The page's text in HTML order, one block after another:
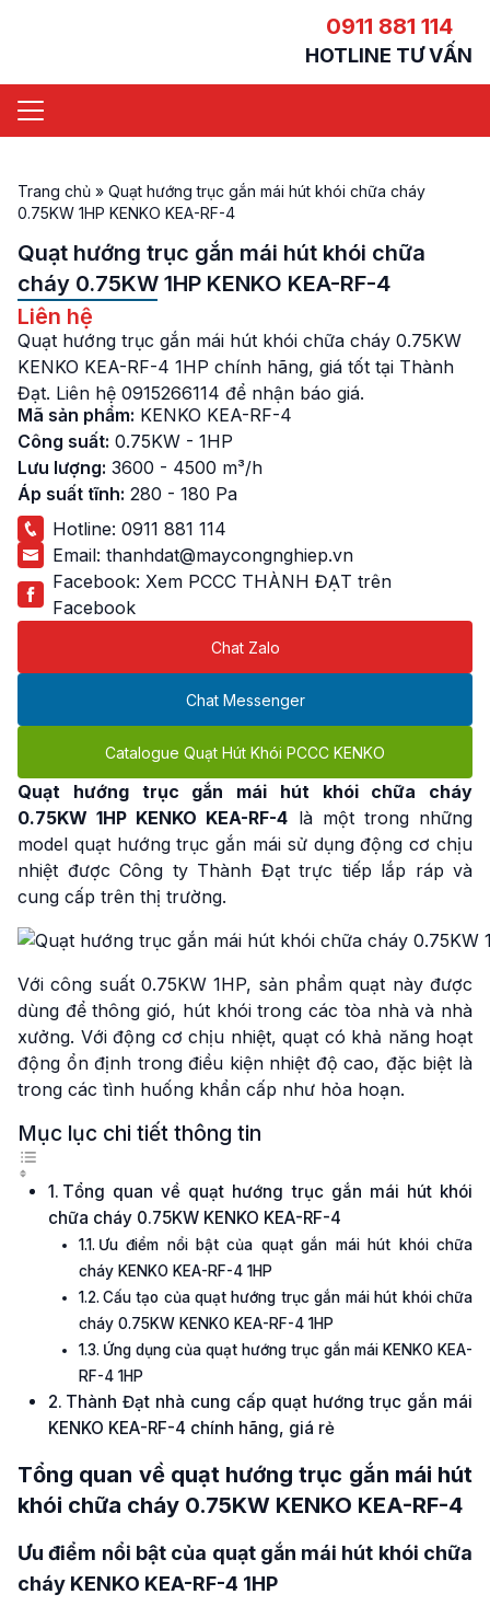
0911 881 114
HOTLINE TƯ VẤN
Trang chủ » Quạt hướng trục gắn mái hút khói chữa cháy
0.75KW 1HP KENKO KEA-RF-4
Quạt hướng trục gắn mái hút khói chữa
cháy 0.75KW 1HP KENKO KEA-RF-4
Liên hệ
Quạt hướng trục gắn mái hút khói chữa cháy 0.75KW
KENKO KEA-RF-4 1HP chính hãng, giá tốt tại Thành
Đạt. Liên hệ 0915266114 để nhận báo giá.
Mã sản phẩm: KENKO KEA-RF-4
Công suất: 0.75KW - 1HP
Lưu lượng: 3600 - 4500 m³/h
Áp suất tĩnh: 280 - 180 Pa
Hotline: 0911 881 114
Email: thanhdat@maycongnghiep.vn
Facebook: Xem PCCC THÀNH ĐẠT trên
Facebook
Chat Zalo
Chat Messenger
Catalogue Quạt Hút Khói PCCC KENKO
Quạt hướng trục gắn mái hút khói chữa cháy
0.75KW 1HP KENKO KEA-RF-4 là một trong những
model quạt hướng trục gắn mái sử dụng động cơ chịu
nhiệt được Công ty Thành Đạt trực tiếp lắp ráp và
cung cấp trên thị trường.
Với công suất 0.75KW 1HP, sản phẩm quạt này được
dùng để thông gió, hút khói trong các tòa nhà và nhà
xưởng. Với động cơ chịu nhiệt, quạt có khả năng hoạt
động ổn định trong điều kiện nhiệt độ cao, đặc biệt là
trong các tình huống khẩn cấp như hỏa hoạn.
Mục lục chi tiết thông tin
Tổng quan về quạt hướng trục gắn mái hút khói
chữa cháy 0.75KW KENKO KEA-RF-4
Ưu điểm nổi bật của quạt gắn mái hút khói chữa
cháy KENKO KEA-RF-4 1HP
Cấu tạo của quạt hướng trục gắn mái hút khói chữa
cháy 0.75KW KENKO KEA-RF-4 1HP
Ứng dụng của quạt hướng trục gắn mái KENKO KEA-
RF-4 1HP
Thành Đạt nhà cung cấp quạt hướng trục gắn mái
KENKO KEA-RF-4 chính hãng, giá rẻ
Tổng quan về quạt hướng trục gắn mái hút
khói chữa cháy 0.75KW KENKO KEA-RF-4
Ưu điểm nổi bật của quạt gắn mái hút khói chữa
cháy KENKO KEA-RF-4 1HP